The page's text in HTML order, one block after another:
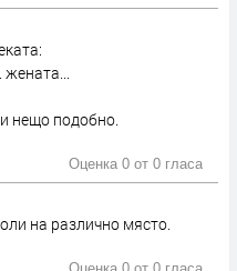
жената...
нещо подобно.
Оценка 0 от 0 гласа
на различно място.